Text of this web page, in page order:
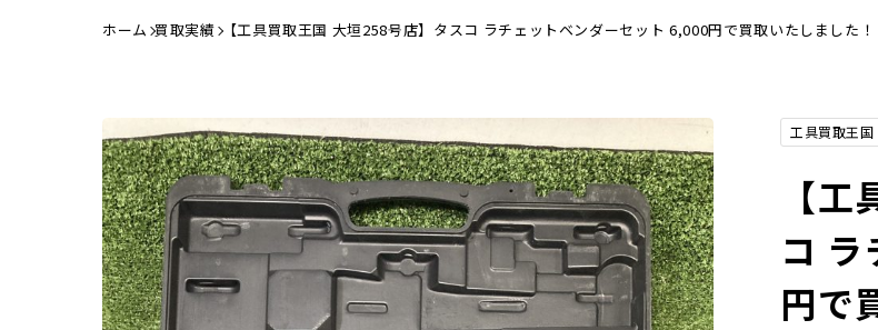
ホーム 買取実績 【工具買取王国 大垣258号店】タスコ ラチェットベンダーセット 6,000円で買取いたしました！
工具買取王国
【
コ
円で